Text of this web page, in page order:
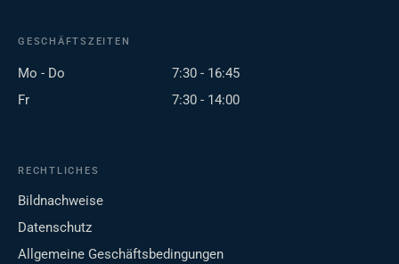
GESCHÄFTSZEITEN
Mo - Do
7:30 - 16:45
Fr
7:30 - 14:00
RECHTLICHES
Bildnachweise
Datenschutz
Allgemeine Geschäftsbedingungen